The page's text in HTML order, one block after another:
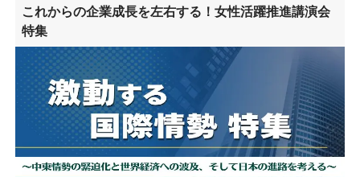
これからの企業成長を左右する！女性活躍推進講演会
特集